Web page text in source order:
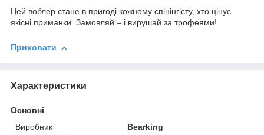
Цей воблер стане в пригоді кожному спінінгісту, хто цінує
якісні приманки. Замовляй – і вирушай за трофеями!
Приховати
Характеристики
Основні
Виробник
Bearking